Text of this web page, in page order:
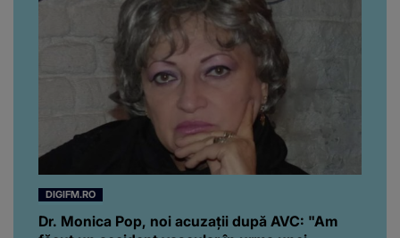
DIGIFM.RO
Dr. Monica Pop, noi acuzații după AVC: "Am